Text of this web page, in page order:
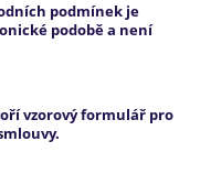
podmínek je
podobě a není
vzorový formulář pro